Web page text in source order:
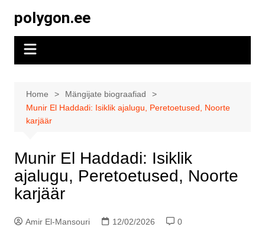
content
polygon.ee
Home
Mängijate biograafiad
Munir El Haddadi: Isiklik ajalugu, Peretoetused, Noorte
karjäär
Munir El Haddadi: Isiklik
ajalugu, Peretoetused, Noorte
karjäär
Amir El-Mansouri 12/02/2026
0